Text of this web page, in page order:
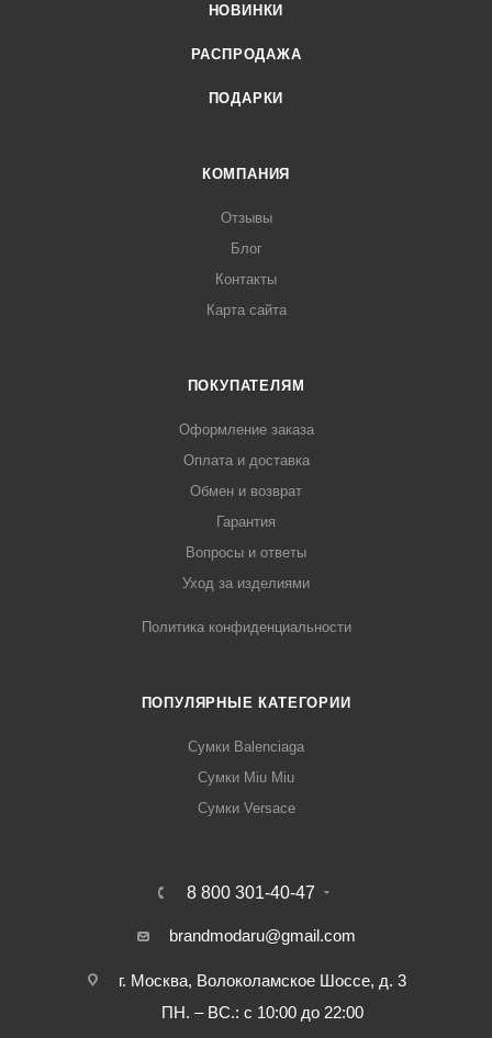
НОВИНКИ
РАСПРОДАЖА
ПОДАРКИ
КОМПАНИЯ
Отзывы
Блог
Контакты
Карта сайта
ПОКУПАТЕЛЯМ
Оформление заказа
Оплата и доставка
Обмен и возврат
Гарантия
Вопросы и ответы
Уход за изделиями
Политика конфиденциальности
ПОПУЛЯРНЫЕ КАТЕГОРИИ
Сумки Balenciaga
Сумки Miu Miu
Сумки Versace
8 800 301-40-47
brandmodaru@gmail.com
г. Москва, Волоколамское Шоссе, д. 3
ПН. – ВС.: с 10:00 до 22:00